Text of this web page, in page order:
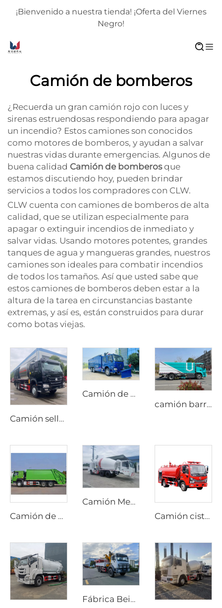
¡Bienvenido a nuestra tienda! ¡Oferta del Viernes
Negro!
Camión de bomberos
¿Recuerda un gran camión rojo con luces y
sirenas estruendosas respondiendo para apagar
un incendio? Estos camiones son conocidos
como motores de bomberos, y ayudan a salvar
nuestras vidas durante emergencias. Algunos de
buena calidad Camión de bomberosque
estamos discutiendo hoy, pueden brindar
servicios a todos los compradores con CLW.
CLW cuenta con camiones de bomberos de alta
calidad, que se utilizan especialmente para
apagar o extinguir incendios de inmediato y
salvar vidas. Usando motores potentes, grandes
tanques de agua y mangueras grandes, nuestros
camiones son ideales para combatir incendios
de todos los tamaños. Así que usted sabe que
estos camiones de bomberos deben estar a la
altura de la tarea en circunstancias bastante
extremas, y así es, están construidos para durar
como botas viejas.
Camión sellador de grava sincrónico HOWO nuevo con transmisión manual y motor diésel, precio de fábrica
Camión de bomberos de alta presión con espuma Sinotruk HOWO 6X4, de alta calidad, nuevo y económico, con depósito de agua
camión barredor de nueva energía de alto rendimiento y duradero de 18T, barredora eléctrica pura para lavado y barrido
Camión de basura compactador HOWO 6*4 20cbm con sistema hidráulico PLC, carga trasera, para gestión de residuos
Camión Mezclador de Cemento Diesel Personalizado con Opciones de Transmisión Manual o Automática y Dirección Bidireccional para Producción en Túneles
Camión cisterna Dongfeng 4x2 Dorica diésel nuevo con transmisión manual, bomba de agua aérea, depósito de 4000 litros, máquina de rociado, rociador contra incendios
Fábrica Beiben Suministra Grúa para Camión de Transporte Especial Todo Terreno 4X4 6x6 Brazo Plegable Rígido